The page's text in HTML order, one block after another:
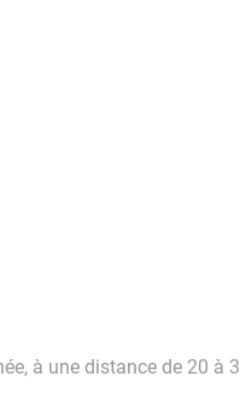
à une distance de 20 à